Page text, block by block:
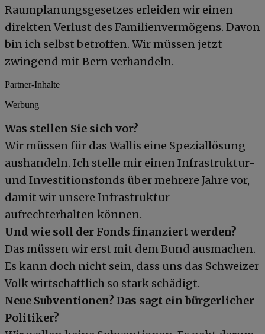
Raumplanungsgesetzes erleiden wir einen
direkten Verlust des Familienvermögens. Davon
bin ich selbst betroffen. Wir müssen jetzt
zwingend mit Bern verhandeln.
Partner-Inhalte
Werbung
Was stellen Sie sich vor?
Wir müssen für das Wallis eine Speziallösung
aushandeln. Ich stelle mir einen Infrastruktur-
und Investitionsfonds über mehrere Jahre vor,
damit wir unsere Infrastruktur
aufrechterhalten können.
Und wie soll der Fonds finanziert werden?
Das müssen wir erst mit dem Bund ausmachen.
Es kann doch nicht sein, dass uns das Schweizer
Volk wirtschaftlich so stark schädigt.
Neue Subventionen? Das sagt ein bürgerlicher
Politiker?